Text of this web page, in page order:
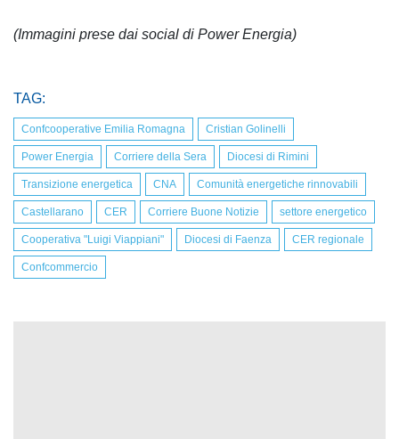
(Immagini prese dai social di Power Energia)
TAG:
Confcooperative Emilia Romagna Cristian Golinelli
Power Energia Corriere della Sera Diocesi di Rimini
Transizione energetica CNA Comunità energetiche rinnovabili
Castellarano CER Corriere Buone Notizie settore energetico
Cooperativa "Luigi Viappiani" Diocesi di Faenza CER regionale
Confcommercio